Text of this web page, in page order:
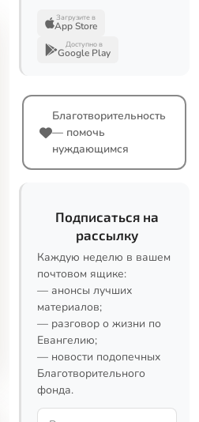
Загрузите в
App Store
Доступно в
Google Play
Благотворительность
— помочь
нуждающимся
Подписаться на
рассылку
Каждую неделю в вашем
почтовом ящике:
— анонсы лучших
материалов;
— разговор о жизни по
Евангелию;
— новости подопечных
Благотворительного
фонда.